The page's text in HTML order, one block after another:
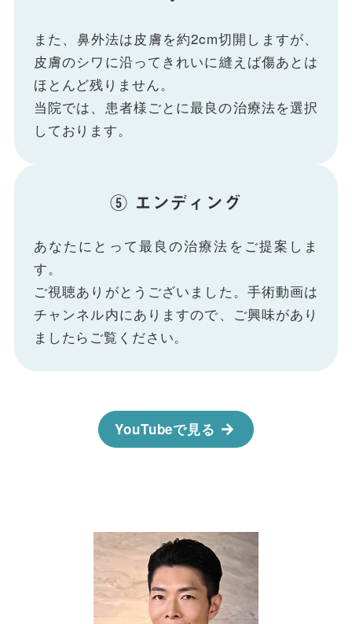
また、鼻外法は皮膚を約2cm切開しますが、
皮膚のシワに沿ってきれいに縫えば傷あとは
ほとんど残りません。
当院では、患者様ごとに最良の治療法を選択
しております。
⑤ エンディング
あなたにとって最良の治療法をご提案しま
す。
ご視聴ありがとうございました。手術動画は
チャンネル内にありますので、ご興味があり
ましたらご覧ください。
YouTubeで見る